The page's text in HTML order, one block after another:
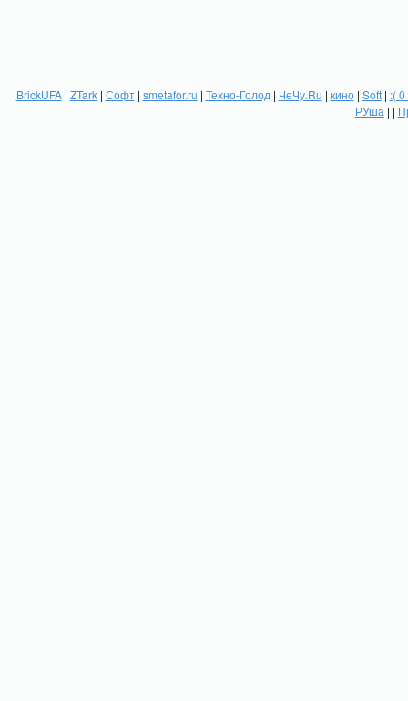
BrickUFA| ZTark| Софт| smetafor.ru | Техно-Голод | ЧеЧу.Ru | кино| Soft| :(
РУша | |